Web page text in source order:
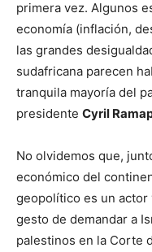
primera vez. Algunos
economía (inflación,
las grandes
sudafricana parecen
tranquila mayoría del
presidente Cyril
No olvidemos que,
económico del
geopolítico es un actor
gesto de demandar a
palestinos en la Corte